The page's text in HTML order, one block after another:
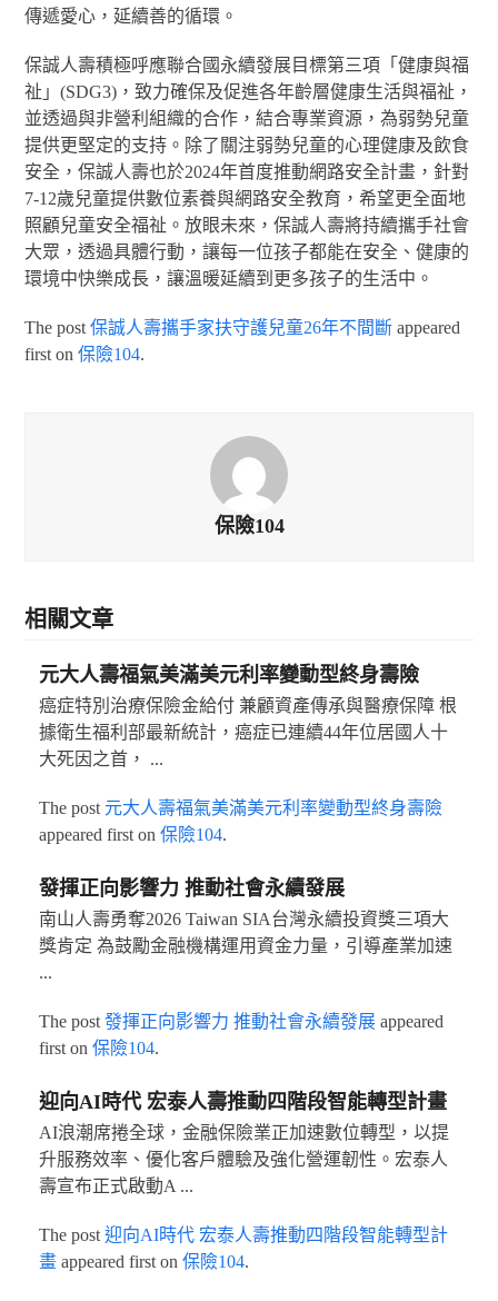
傳遞愛心，延續善的循環。
保誠人壽積極呼應聯合國永續發展目標第三項「健康與福
祉」(SDG3)，致力確保及促進各年齡層健康生活與福祉，
並透過與非營利組織的合作，結合專業資源，為弱勢兒童
提供更堅定的支持。除了關注弱勢兒童的心理健康及飲食
安全，保誠人壽也於2024年首度推動網路安全計畫，針對
7-12歲兒童提供數位素養與網路安全教育，希望更全面地
照顧兒童安全福祉。放眼未來，保誠人壽將持續攜手社會
大眾，透過具體行動，讓每一位孩子都能在安全、健康的
環境中快樂成長，讓溫暖延續到更多孩子的生活中。
The post保誠人壽攜手家扶守護兒童26年不間斷 appeared
first on保險104.
保險104
相關文章
元大人壽福氣美滿美元利率變動型終身壽險
癌症特別治療保險金給付 兼顧資產傳承與醫療保障 根
據衛生福利部最新統計，癌症已連續44年位居國人十
大死因之首， ...
The post 元大人壽福氣美滿美元利率變動型終身壽險
appeared first on 保險104.
發揮正向影響力 推動社會永續發展
南山人壽勇奪2026 Taiwan SIA台灣永續投資獎三項大
獎肯定 為鼓勵金融機構運用資金力量，引導產業加速
...
The post 發揮正向影響力 推動社會永續發展appeared
first on 保險104.
迎向AI時代 宏泰人壽推動四階段智能轉型計畫
AI浪潮席捲全球，金融保險業正加速數位轉型，以提
升服務效率、優化客戶體驗及強化營運韌性。宏泰人
壽宣布正式啟動A ...
The post 迎向AI時代 宏泰人壽推動四階段智能轉型計
畫appeared first on 保險104.